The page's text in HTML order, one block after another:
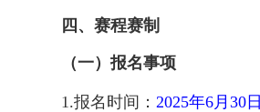
四 、 赛程赛制
（一） 报名事项
1.报名时间： 2025年6月 30日